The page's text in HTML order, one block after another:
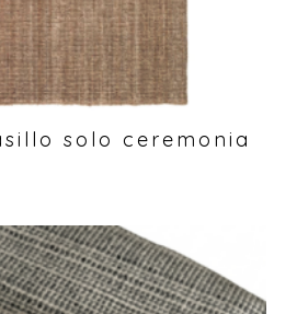
solo ceremonia